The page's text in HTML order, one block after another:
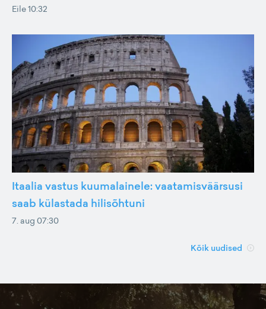
Eile 10:32
Itaalia vastus kuumalainele: vaatamisväärsusi
saab külastada hilisõhtuni
7. aug 07:30
Kõik uudised